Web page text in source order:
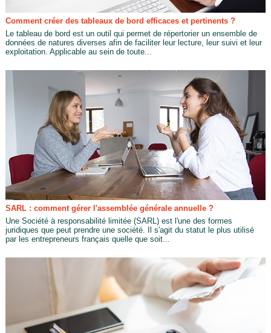
Comment créer des tableaux de bord efficaces et pertinents ?
Le tableau de bord est un outil qui permet de répertorier un ensemble de
données de natures diverses afin de faciliter leur lecture, leur suivi et leur
exploitation. Applicable au sein de toute...
SARL : comment gérer l'assemblée générale annuelle ?
Une Société à responsabilité limitée (SARL) est l'une des formes
juridiques que peut prendre une société. Il s'agit du statut le plus utilisé
par les entrepreneurs français quelle que soit...